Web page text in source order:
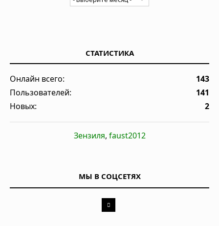
СТАТИСТИКА
Онлайн всего:
143
Пользователей:
141
Новых:
2
Зензиля, faust2012
МЫ В СОЦСЕТЯХ